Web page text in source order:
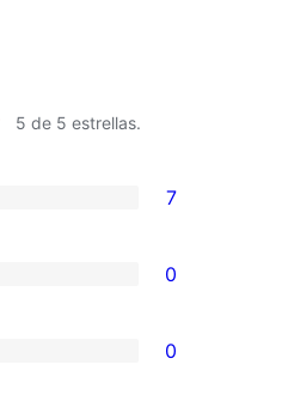
5 de 5 estrellas.
7
0
0